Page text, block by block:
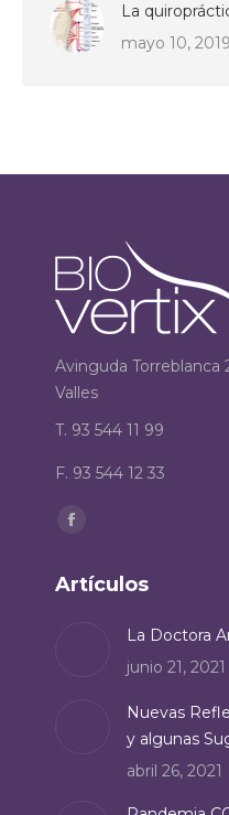
La
mayo 10, 2019
Avinguda Torreblanca
Valles
T. 93 544 11 99
F. 93 544 12 33
Encuéntranos en:
opens
window
Artículos
La Doctora
junio 21, 2021
Nuevas
y algunas
abril 26, 2021